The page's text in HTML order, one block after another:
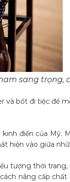
sang trọng,
và bốt đi tiệc đế
điển của Mỹ.
hiện vào giữa
tượng thời
nâng cấp